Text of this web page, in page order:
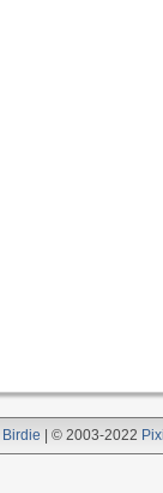
Birdie | © 2003-2022